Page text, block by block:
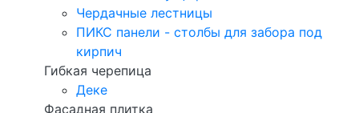
Чердачные лестницы
ПИКС панели - столбы для забора под
кирпич
Гибкая черепица
Деке
Фасадная плитка